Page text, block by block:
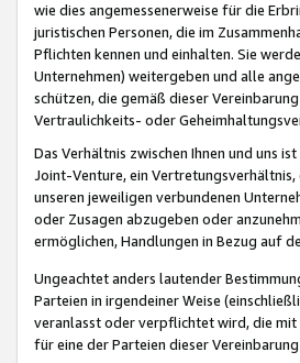
wie dies angemessenerweise für die
juristischen Personen, die im
Pflichten kennen und einhalten. Sie
Unternehmen) weitergeben und alle
schützen, die gemäß dieser
Vertraulichkeits- oder
Das Verhältnis zwischen Ihnen und uns
Joint-Venture, ein
unseren jeweiligen verbundenen
oder Zusagen abzugeben oder
ermöglichen, Handlungen in Bezug auf
Ungeachtet anders lautender
Parteien in irgendeiner Weise
veranlasst oder verpflichtet wird, die mit
für eine der Parteien dieser